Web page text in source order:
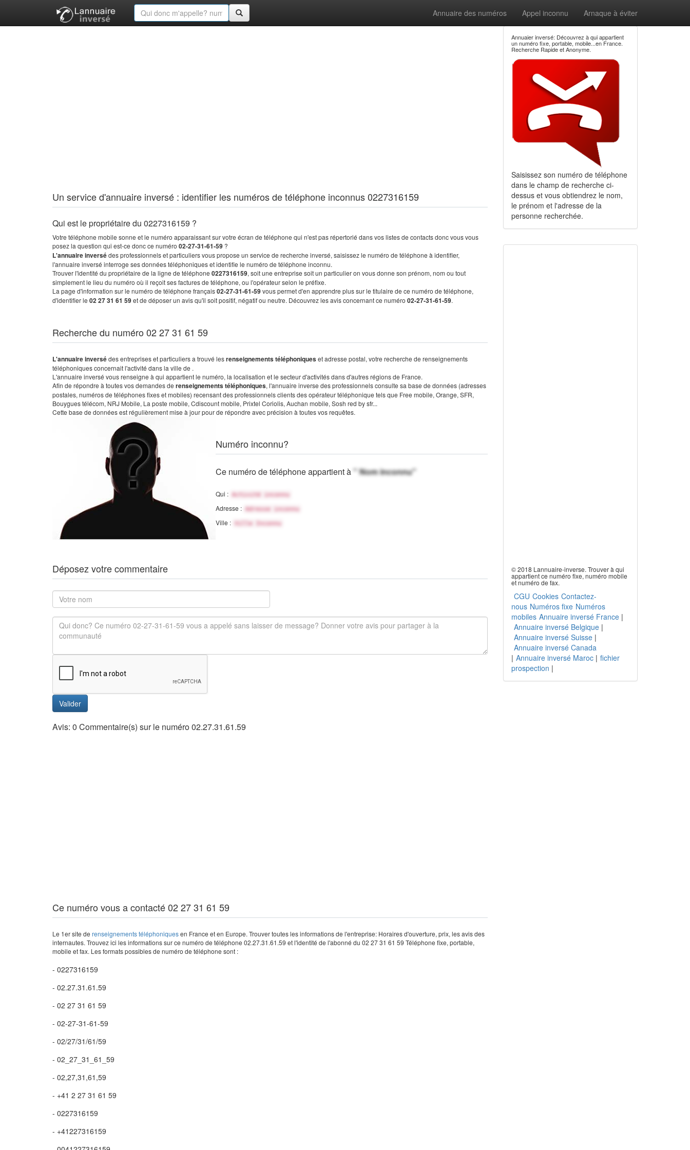
Annuaire des numéros Appel inconnu Arnaque à éviter
Un service d'annuaire inversé : identifier les numéros de téléphone inconnus 0227316159
Qui est le propriétaire du 0227316159 ?
Votre téléphone mobile sonne et le numéro apparaissant sur votre écran de téléphone qui n'est pas répertorié dans vos listes de contacts donc vous vous
posez la question qui est-ce donc ce numéro 02-27-31-61-59 ?
L'annuaire inversédes professionnels et particuliers vous propose un service de recherche inversé, saisissez le numéro de téléphone à identifier,
l'annuaire inversé interroge ses données téléphoniques et identifie le numéro de téléphone inconnu.
Trouver l'identité du propriétaire de la ligne de téléphone 0227316159, soit une entreprise soit un particulier on vous donne son prénom, nom ou tout
simplement le lieu du numéro où il reçoit ses factures de téléphone, ou l'opérateur selon le préfixe.
La page d'information sur le numéro de téléphone français02-27-31-61-59vous permet d'en apprendre plus sur le titulaire de ce numéro de téléphone,
d'identifier le 02 27 31 61 59et de déposer un avis qu'il soit positif, négatif ou neutre. Découvrez les avis concernant ce numéro 02-27-31-61-59.
Recherche du numéro 02 27 31 61 59
L'annuaire inversédes entreprises et particuliers a trouvé lesrenseignements téléphoniqueset adresse postal, votre recherche de renseignements
téléphoniques concernait l'activité dans la ville de .
L'annuaire inversé vous renseigne à qui appartient le numéro, la localisation et le secteur d'activités dans d'autres régions de France.
Afin de répondre à toutes vos demandes de renseignements téléphoniques, l'annuaire inverse des professionnels consulte sa base de données (adresses
postales, numéros de téléphones fixes et mobiles) recensant des professionnels clients des opérateur téléphonique tels que Free mobile, Orange, SFR,
Bouygues télécom, NRJ Mobile, La poste mobile, Cdiscount mobile, Prixtel Coriolis, Auchan mobile, Sosh red by sfr...
Cette base de données est régulièrement mise à jour pour de répondre avec précision à toutes vos requêtes.
Numéro inconnu?
Ce numéro de téléphone appartient à" Nom inconnu"
Qui : Activité inconnu
Adresse : Adresse inconnu
Ville : Ville Inconnu
Déposez votre commentaire
Valider
Avis: 0 Commentaire(s) sur le numéro 02.27.31.61.59
Ce numéro vous a contacté 02 27 31 61 59
Le 1er site de renseignements téléphoniquesen France et en Europe. Trouver toutes les informations de l'entreprise: Horaires d'ouverture, prix, les avis des
internautes. Trouvez ici les informations sur ce numéro de téléphone 02.27.31.61.59 et l'identité de l'abonné du 02 27 31 61 59 Téléphone fixe, portable,
mobile et fax. Les formats possibles de numéro de téléphone sont :
- 0227316159
- 02.27.31.61.59
- 02 27 31 61 59
- 02-27-31-61-59
- 02/27/31/61/59
- 02_27_31_61_59
- 02,27,31,61,59
- +41 2 27 31 61 59
- 0227316159
- +41227316159
Annuaier inversé: Découvrez à qui appartient
un numéro fixe, portable, mobile...en France.
Recherche Rapide et Anonyme.
Saisissez son numéro de téléphone
dans le champ de recherche ci-
dessus et vous obtiendrez le nom,
le prénom et l'adresse de la
personne recherchée.
© 2018 Lannuaire-inverse. Trouver à qui
appartient ce numéro fixe, numéro mobile
et numéro de fax.
CGU Cookies Contactez-
nous Numéros fixe Numéros
mobiles Annuaire inversé France|
Annuaire inversé Belgique|
Annuaire inversé Suisse|
Annuaire inversé Canada
| Annuaire inversé Maroc| fichier
prospection |